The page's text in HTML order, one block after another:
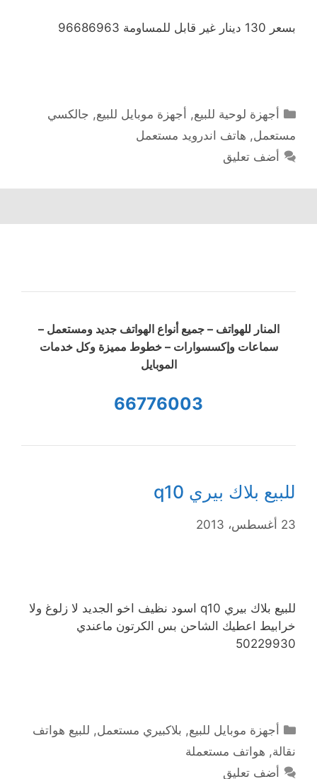
بسعر 130 دينار غير قابل للمساومة 96686963
التصنيفات
أجهزة لوحية للبيع, أجهزة موبايل للبيع, جالكسي
مستعمل, هاتف اندرويد مستعمل
أضف تعليق
المنار للهواتف – جميع أنواع الهواتف جديد ومستعمل –
سماعات وإكسسوارات – خطوط مميزة وكل خدمات
الموبايل
66776003
للبيع بلاك بيري q10
23 أغسطس، 2013
للبيع بلاك بيري q10 اسود نظيف اخو الجديد لا زلوغ ولا
خرابيط اعطيك الشاحن بس الكرتون ماعندي
50229930
التصنيفات
أجهزة موبايل للبيع, بلاكبيري مستعمل, للبيع هواتف
نقالة, هواتف مستعملة
أضف تعليق